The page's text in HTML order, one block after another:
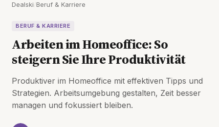
Dealski Beruf & Karriere
BERUF & KARRIERE
Arbeiten im Homeoffice: So
steigern Sie Ihre Produktivität
Produktiver im Homeoffice mit effektiven Tipps und
Strategien. Arbeitsumgebung gestalten, Zeit besser
managen und fokussiert bleiben.